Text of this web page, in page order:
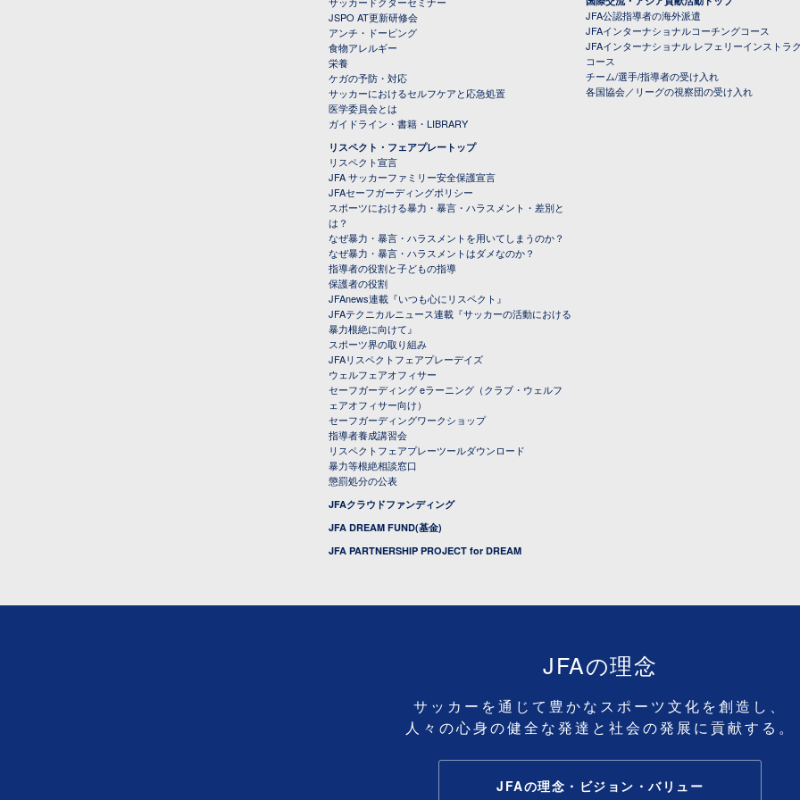
JSPO AT更新研修会
アンチ・ドーピング
食物アレルギー
栄養
ケガの予防・対応
サッカーにおけるセルフケアと応急処置
医学委員会とは
ガイドライン・書籍・LIBRARY
リスペクト・フェアプレートップ
リスペクト宣言
JFA サッカーファミリー安全保護宣言
JFAセーフガーディングポリシー
スポーツにおける暴力・暴言・ハラスメント・差別と
は？
なぜ暴力・暴言・ハラスメントを用いてしまうのか？
なぜ暴力・暴言・ハラスメントはダメなのか？
指導者の役割と子どもの指導
保護者の役割
JFAnews連載『いつも心にリスペクト』
JFAテクニカルニュース連載『サッカーの活動における
暴力根絶に向けて』
スポーツ界の取り組み
JFAリスペクトフェアプレーデイズ
ウェルフェアオフィサー
セーフガーディング eラーニング（クラブ・ウェルフ
ェアオフィサー向け）
セーフガーディングワークショップ
指導者養成講習会
リスペクトフェアプレーツールダウンロード
暴力等根絶相談窓口
懲罰処分の公表
JFAクラウドファンディング
JFA DREAM FUND(基金)
JFA PARTNERSHIP PROJECT for DREAM
JFA公認指導者の海外派遣
JFAインターナショナルコーチングコース
JFAインターナショナル レフェリーインストラ
コース
チーム/選手/指導者の受け入れ
各国協会／リーグの視察団の受け入れ
JFAの理念
サッカーを通じて豊かなスポーツ文化を創造し、
人々の心身の健全な発達と社会の発展に貢献する。
JFAの理念・ビジョン・バリュー